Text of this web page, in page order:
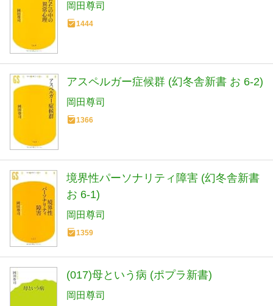
岡田尊司
1444
アスペルガー症候群 (幻冬舎新書 お 6-2)
岡田尊司
1366
境界性パーソナリティ障害 (幻冬舎新書
お 6-1)
岡田尊司
1359
(017)母という病 (ポプラ新書)
岡田尊司